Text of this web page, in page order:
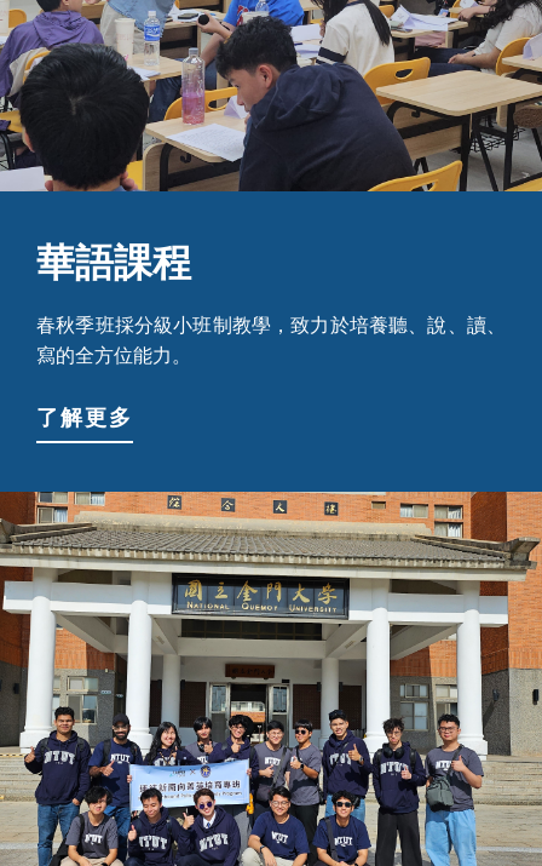
華語課程
春秋季班採分級小班制教學，致力於培養聽、說、讀、
寫的全方位能力。
了解更多